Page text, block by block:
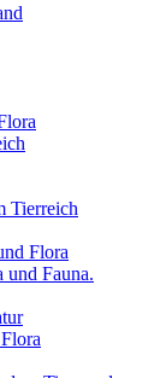
Tierreich
Flora
und Fauna.